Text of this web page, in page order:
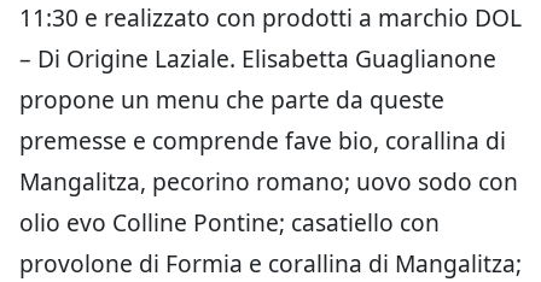
11:30 e realizzato con prodotti a marchio DOL
– Di Origine Laziale. Elisabetta Guaglianone
propone un menu che parte da queste
premesse e comprende fave bio, corallina di
Mangalitza, pecorino romano; uovo sodo con
olio evo Colline Pontine; casatiello con
provolone di Formia e corallina di Mangalitza;